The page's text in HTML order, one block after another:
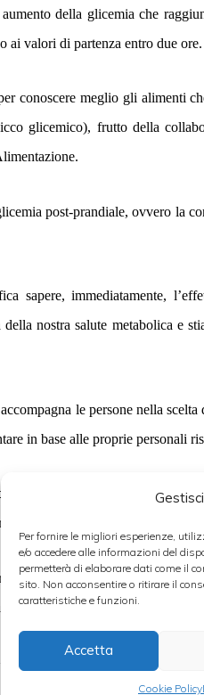
Per fornire le migliori esperienze,
e/o accedere alle informazioni del
permetterà di elaborare dati come il
sito. Non acconsentire o ritirare il
caratteristiche e funzioni.
Accetta
Cookie Policy
della glicemia che
ai valori di partenza entro due ore.
conoscere meglio gli alimenti
glicemico), frutto della
post-prandiale, ovvero la
sapere, immediatamente,
nostra salute metabolica e
le persone nella
in base alle proprie personali
durante le quali l’unico
il peso mangiando in base
Fase – bisogna valutare la
mangiare come di